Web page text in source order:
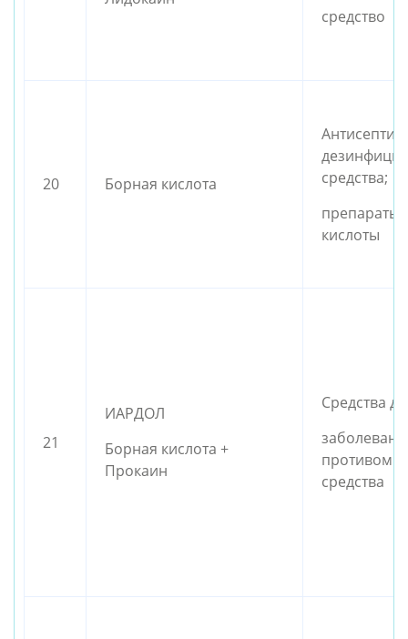
средство
20 Борная кислота
средства;
препараты
кислоты
21
ИАРДОЛ
Борная кислота +
Прокаин
Средства
средства